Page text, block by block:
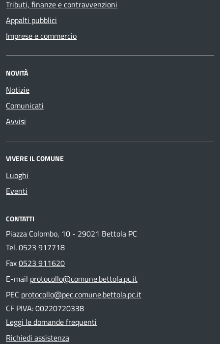
Tributi, finanze e contravvenzioni
Appalti pubblici
Imprese e commercio
NOVITÀ
Notizie
Comunicati
Avvisi
VIVERE IL COMUNE
Luoghi
Eventi
CONTATTI
Piazza Colombo, 10 - 29021 Bettola PC
Tel.0523 917718
Fax0523 911620
E-mail protocollo@comune.bettola.pc.it
PEC protocollo@pec.comune.bettola.pc.it
CF PIVA: 00220720338
Leggi le domande frequenti
Richiedi assistenza